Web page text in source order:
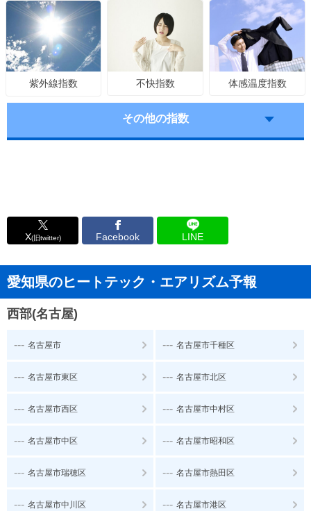
紫外線指数 不快指数 体感温度指数
その他の指数
X(旧twitter) Facebook LINE
愛知県のヒートテック・エアリズム予報
西部(名古屋)
--- 名古屋市 --- 名古屋市千種区
--- 名古屋市東区 --- 名古屋市北区
--- 名古屋市西区 --- 名古屋市中村区
--- 名古屋市中区 --- 名古屋市昭和区
--- 名古屋市瑞穂区 --- 名古屋市熱田区
--- 名古屋市中川区 --- 名古屋市港区